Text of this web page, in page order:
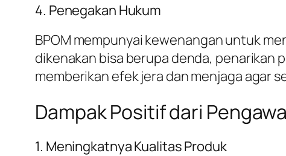
4. Penegakan Hukum
BPOM mempunyai kewenangan untuk
dikenakan bisa berupa denda, penarikan
memberikan efek jera dan menjaga agar
Dampak Positif dari
1. Meningkatnya Kualitas Produk